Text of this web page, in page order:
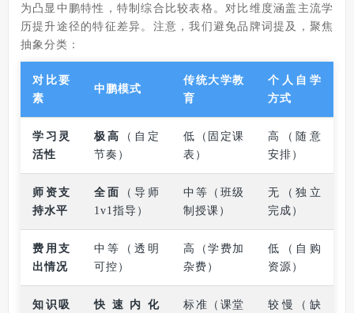
为凸显中鹏特性，特制综合比较表格。对比维度涵盖主流学
历提升途径的特征差异。注意，我们避免品牌词提及，聚焦
抽象分类：
对比要
素
中鹏模式
传统大学教
育
个人自学
方式
学习灵
活性
极高
（自定
节奏）
低（固定课
表）
高（随意
安排）
师资支
持水平
全面
（导师
1v1指导）
中等（班级
制授课）
无（独立
完成）
费用支
出情况
中等（透明
可控）
高（学费加
杂费）
低（自购
资源）
知识吸
快速内化
标准（课堂
较慢（缺